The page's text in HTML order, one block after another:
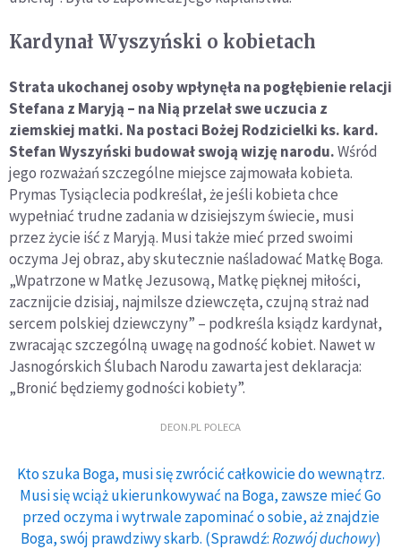
Kardynał Wyszyński o kobietach
Strata ukochanej osoby wpłynęła na pogłębienie relacji
Stefana z Maryją – na Nią przelał swe uczucia z
ziemskiej matki. Na postaci Bożej Rodzicielki ks. kard.
Stefan Wyszyński budował swoją wizję narodu.Wśród
jego rozważań szczególne miejsce zajmowała kobieta.
Prymas Tysiąclecia podkreślał, że jeśli kobieta chce
wypełniać trudne zadania w dzisiejszym świecie, musi
przez życie iść z Maryją. Musi także mieć przed swoimi
oczyma Jej obraz, aby skutecznie naśladować Matkę Boga.
„Wpatrzone w Matkę Jezusową, Matkę pięknej miłości,
zacznijcie dzisiaj, najmilsze dziewczęta, czujną straż nad
sercem polskiej dziewczyny” – podkreśla ksiądz kardynał,
zwracając szczególną uwagę na godność kobiet. Nawet w
Jasnogórskich Ślubach Narodu zawarta jest deklaracja:
„Bronić będziemy godności kobiety”.
DEON.PL POLECA
Kto szuka Boga, musi się zwrócić całkowicie do wewnątrz.
Musi się wciąż ukierunkowywać na Boga, zawsze mieć Go
przed oczyma i wytrwale zapominać o sobie, aż znajdzie
Boga, swój prawdziwy skarb. (Sprawdź:Rozwój duchowy)